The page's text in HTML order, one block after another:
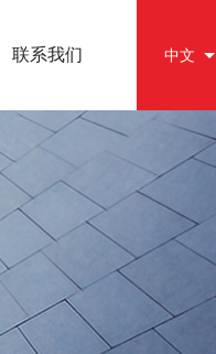
联系我们
EN 中文